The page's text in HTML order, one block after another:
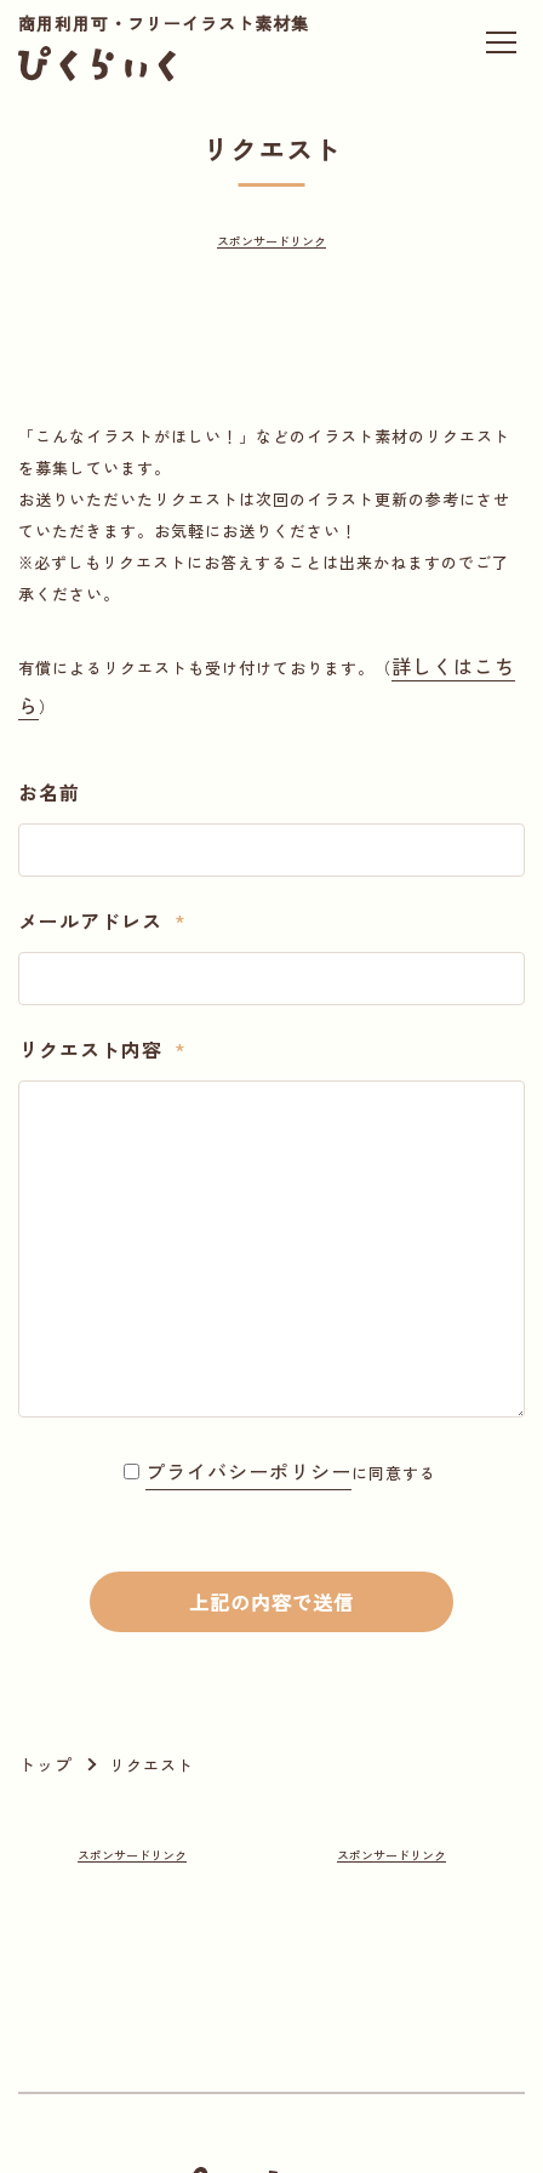
商用利用可・フリーイラスト素材集
リクエスト
「こんなイラストがほしい！」などのイラスト素材のリクエスト
を募集しています。
お送りいただいたリクエストは次回のイラスト更新の参考にさせ
ていただきます。お気軽にお送りください！
※必ずしもリクエストにお答えすることは出来かねますのでご了
承ください。
有償によるリクエストも受け付けております。（詳しくはこち
ら ）
お名前
メールアドレス *
リクエスト内容 *
プライバシーポリシーに同意する
トップ リクエスト